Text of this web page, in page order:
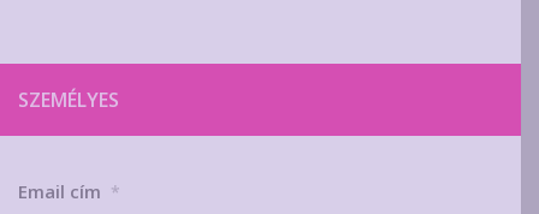
SZEMÉLYES
Email cím *